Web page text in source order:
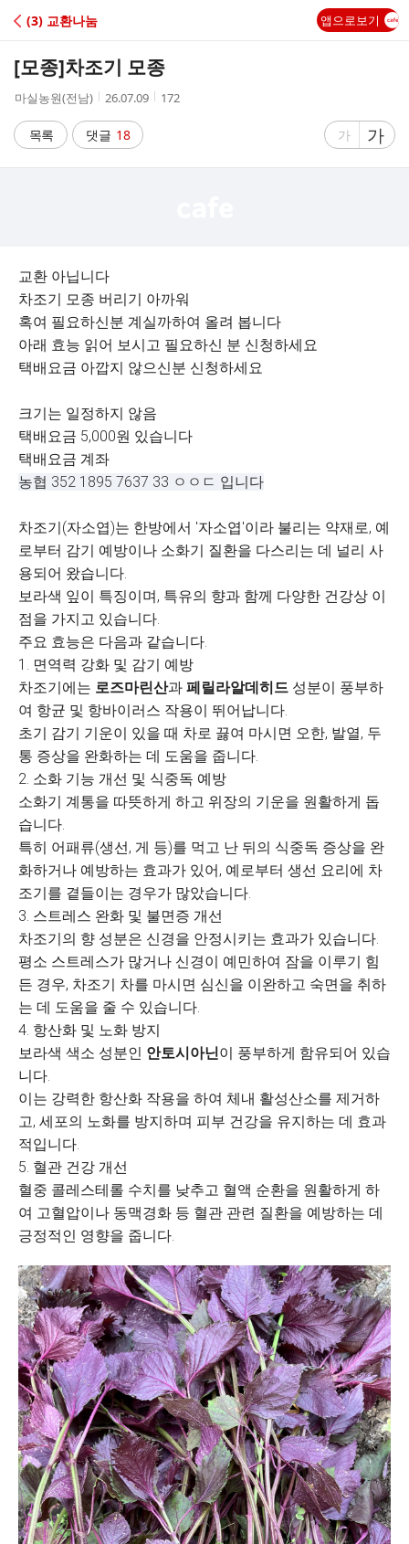
C
A
(3) 교환나눔 앱으로보기
[모종]차조기 모종
작
자
마실농원(전남)
작
시
간
26.07.09
조
172
목록 댓글 18
글
가
글
자
가
교환 아닙니다
차조기 모종 버리기 아까워
혹여 필요하신분 계실까하여 올려 봅니다
아래 효능 읽어 보시고 필요하신 분 신청하세요
택배요금 아깝지 않으신분 신청하세요
크기는 일정하지 않음
택배요금 5,000원 있습니다
택배요금 계좌
농협 352 1895 7637 33 ㅇㅇㄷ 입니다
차조기(자소엽)는 한방에서 '자소엽'이라 불리는 약재로, 예
로부터 감기 예방이나 소화기 질환을 다스리는 데 널리 사
용되어 왔습니다.
보라색 잎이 특징이며, 특유의 향과 함께 다양한 건강상 이
점을 가지고 있습니다.
주요 효능은 다음과 같습니다.
1. 면역력 강화 및 감기 예방
차조기에는 로즈마린산과 페릴라알데히드 성분이 풍부하
여 항균 및 항바이러스 작용이 뛰어납니다.
초기 감기 기운이 있을 때 차로 끓여 마시면 오한, 발열, 두
통 증상을 완화하는 데 도움을 줍니다.
2. 소화 기능 개선 및 식중독 예방
소화기 계통을 따뜻하게 하고 위장의 기운을 원활하게 돕
습니다.
특히 어패류(생선, 게 등)를 먹고 난 뒤의 식중독 증상을 완
화하거나 예방하는 효과가 있어, 예로부터 생선 요리에 차
조기를 곁들이는 경우가 많았습니다.
3. 스트레스 완화 및 불면증 개선
차조기의 향 성분은 신경을 안정시키는 효과가 있습니다.
평소 스트레스가 많거나 신경이 예민하여 잠을 이루기 힘
든 경우, 차조기 차를 마시면 심신을 이완하고 숙면을 취하
는 데 도움을 줄 수 있습니다.
4. 항산화 및 노화 방지
보라색 색소 성분인 안토시아닌이 풍부하게 함유되어 있습
니다.
이는 강력한 항산화 작용을 하여 체내 활성산소를 제거하
고, 세포의 노화를 방지하며 피부 건강을 유지하는 데 효과
적입니다.
5. 혈관 건강 개선
혈중 콜레스테롤 수치를 낮추고 혈액 순환을 원활하게 하
여 고혈압이나 동맥경화 등 혈관 관련 질환을 예방하는 데
긍정적인 영향을 줍니다.